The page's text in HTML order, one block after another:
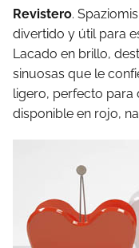
Revistero.
divertido y útil para
Lacado en brillo,
sinuosas que le
ligero, perfecto para
disponible en rojo,